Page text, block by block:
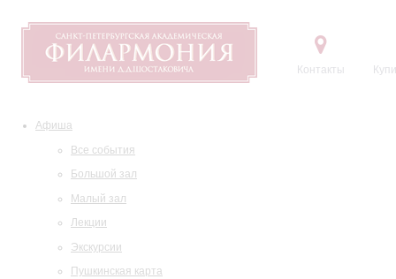
Контакты
Афиша
Все события
Большой зал
Малый зал
Лекции
Экскурсии
Пушкинская карта